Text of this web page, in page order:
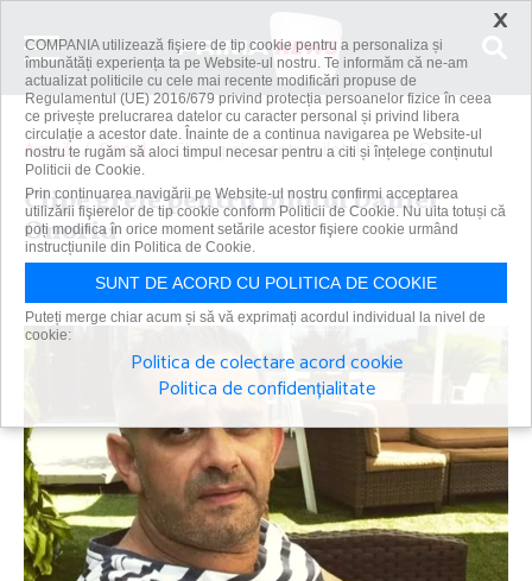
Acasă Social Clipe grele pentru pilotul Daniel Onoriu
Clipe grele pentru pilotul Daniel
Onoriu
Primanews | 10 aug 2022
×
COMPANIA utilizează fişiere de tip cookie pentru a personaliza și
îmbunătăți experiența ta pe Website-ul nostru. Te informăm că ne-am
actualizat politicile cu cele mai recente modificări propuse de
Regulamentul (UE) 2016/679 privind protecția persoanelor fizice în ceea
ce privește prelucrarea datelor cu caracter personal și privind libera
circulație a acestor date. Înainte de a continua navigarea pe Website-ul
nostru te rugăm să aloci timpul necesar pentru a citi și înțelege conținutul
Politicii de Cookie.
Prin continuarea navigării pe Website-ul nostru confirmi acceptarea
utilizării fişierelor de tip cookie conform Politicii de Cookie. Nu uita totuși că
poți modifica în orice moment setările acestor fişiere cookie urmând
instrucțiunile din Politica de Cookie.
SUNT DE ACORD CU POLITICA DE COOKIE
Puteți merge chiar acum și să vă exprimați acordul individual la nivel de
cookie:
Politica de colectare acord cookie
Politica de confidențialitate